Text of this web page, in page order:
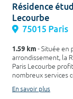
Résidence
Lecourbe
75015 Paris
1.59 km- Située en
arrondissement, la
Paris Lecourbe
nombreux services
En savoir plus